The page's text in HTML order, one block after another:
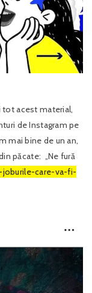
tot acest material,
de Instagram pe
mai bine de un an,
păcate: „Ne fură
care-va-fi-